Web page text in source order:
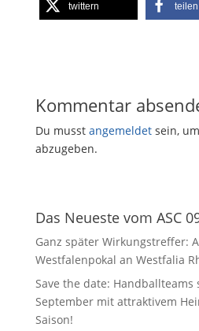
twittern teilen
Kommentar
Du musst angemeldetsein,
abzugeben.
Das Neueste vom ASC
Ganz später Wirkungstreffer:
Westfalenpokal an Westfalia
Save the date: Handballteams
September mit attraktivem
Saison!